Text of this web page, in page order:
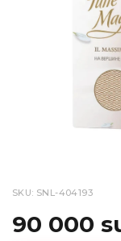
SKU: SNL-404193
90 000